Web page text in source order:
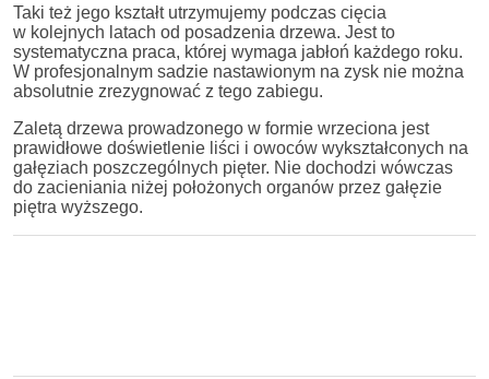
Taki też jego kształt utrzymujemy podczas cięcia
w kolejnych latach od posadzenia drzewa. Jest to
systematyczna praca, której wymaga jabłoń każdego roku.
W profesjonalnym sadzie nastawionym na zysk nie można
absolutnie zrezygnować z tego zabiegu.
Zaletą drzewa prowadzonego w formie wrzeciona jest
prawidłowe doświetlenie liści i owoców wykształconych na
gałęziach poszczególnych pięter. Nie dochodzi wówczas
do zacieniania niżej położonych organów przez gałęzie
piętra wyższego.